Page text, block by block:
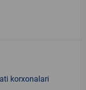
korxonalari